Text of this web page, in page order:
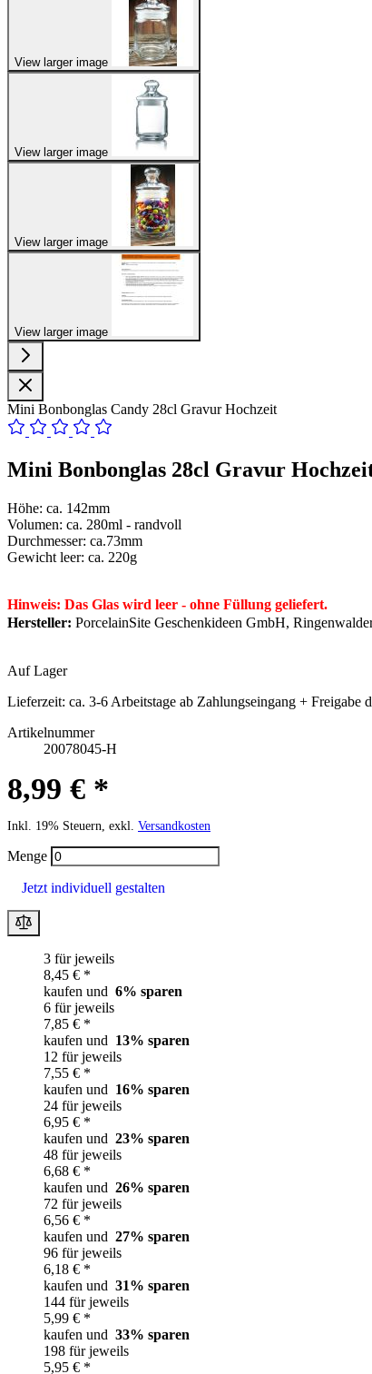
View larger image
View larger image
View larger image
View larger image
Mini Bonbonglas Candy 28cl Gravur Hochzeit
Mini Bonbonglas 28cl Gravur
Höhe: ca. 142mm
Volumen: ca. 280ml - randvoll
Durchmesser: ca.73mm
Gewicht leer: ca. 220g
Hinweis: Das Glas wird leer - ohne Füllung geliefert.
Hersteller: PorcelainSite Geschenkideen GmbH,
Auf Lager
Lieferzeit: ca. 3-6 Arbeitstage ab Zahlungseingang +
Artikelnummer
20078045-H
8,99 € *
Inkl. 19% Steuern, exkl. Versandkosten
Menge
Jetzt individuell gestalten
3 für jeweils
8,45 € *
kaufen und 6% sparen
6 für jeweils
7,85 € *
kaufen und 13% sparen
12 für jeweils
7,55 € *
kaufen und 16% sparen
24 für jeweils
6,95 € *
kaufen und 23% sparen
48 für jeweils
6,68 € *
kaufen und 26% sparen
72 für jeweils
6,56 € *
kaufen und 27% sparen
96 für jeweils
6,18 € *
kaufen und 31% sparen
144 für jeweils
5,99 € *
kaufen und 33% sparen
198 für jeweils
5,95 € *